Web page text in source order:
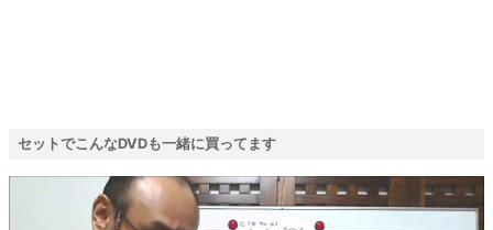
セットでこんなDVDも一緒に買ってます